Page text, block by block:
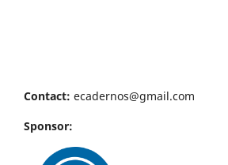
Contact: ecadernos@gmail.com
Sponsor: